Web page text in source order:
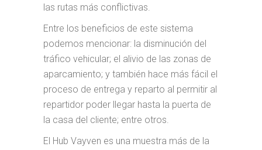
las rutas más conflictivas.
Entre los beneficios de este sistema
podemos mencionar: la disminución del
tráfico vehicular; el alivio de las zonas de
aparcamiento; y también hace más fácil el
proceso de entrega y reparto al permitir al
repartidor poder llegar hasta la puerta de
la casa del cliente; entre otros.
El Hub Vayven es una muestra más de la